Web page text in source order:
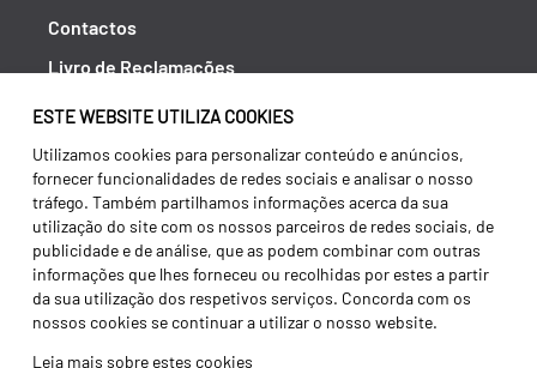
ESTE WEBSITE UTILIZA COOKIES
Utilizamos cookies para personalizar conteúdo e anúncios,
fornecer funcionalidades de redes sociais e analisar o nosso
tráfego. Também partilhamos informações acerca da sua
utilização do site com os nossos parceiros de redes sociais, de
publicidade e de análise, que as podem combinar com outras
informações que lhes forneceu ou recolhidas por estes a partir
da sua utilização dos respetivos serviços. Concorda com os
nossos cookies se continuar a utilizar o nosso website.
Leia mais sobre estes cookies
Contactos
Livro de Reclamações
Política de Privacidade
Canal de Denúncias (RGPC)
Termos e condições